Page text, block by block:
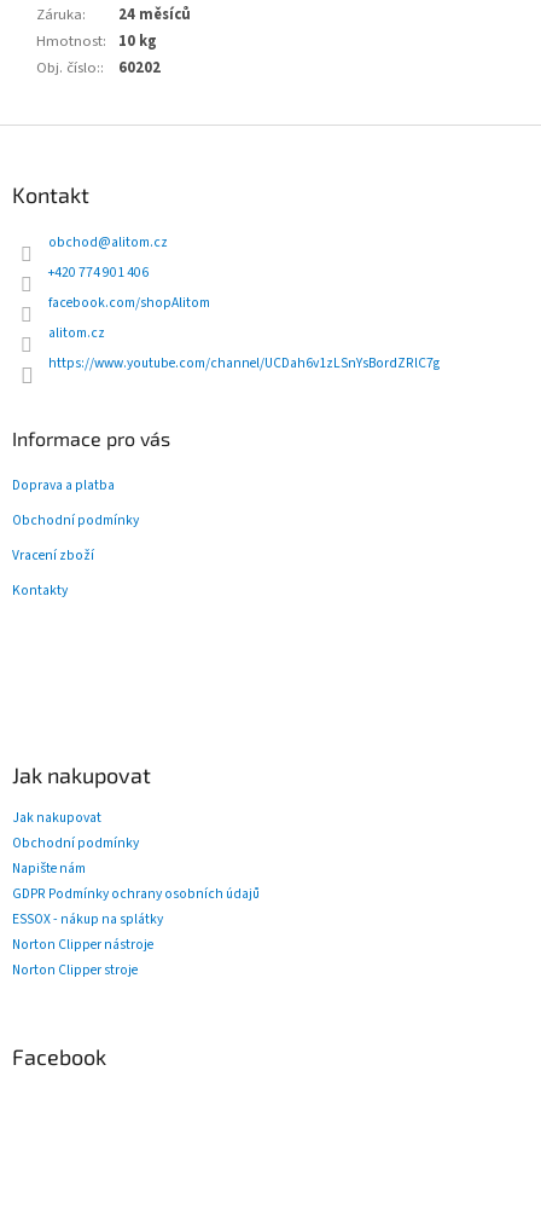
Záruka:
24 měsíců
Hmotnost:
10 kg
Obj. číslo:: 60202
Kontakt
obchod@alitom.cz
+420 774 901 406
facebook.com/shopAlitom
alitom.cz
https://www.youtube.com/channel/UCDah6v1zLSnYsBordZRlC7g
Informace pro vás
Doprava a platba
Obchodní podmínky
Vracení zboží
Kontakty
Jak nakupovat
Jak nakupovat
Obchodní podmínky
Napište nám
GDPR Podmínky ochrany osobních údajů
ESSOX - nákup na splátky
Norton Clipper nástroje
Norton Clipper stroje
Facebook